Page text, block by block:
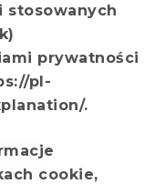
stosowanych
prywatności
pl-
.
cookie,